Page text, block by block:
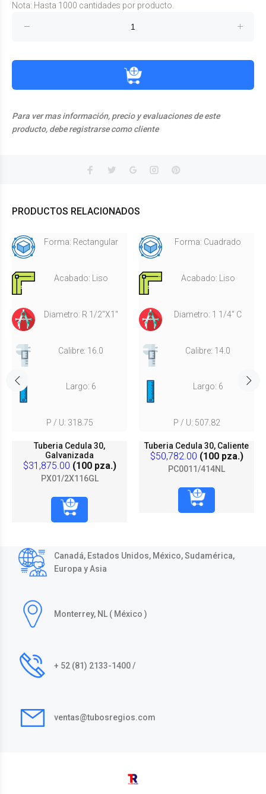
Nota: Hasta 1000 cantidades por producto.
Para ver mas información, precio y evaluaciones de este
producto, debe registrarse como cliente
PRODUCTOS RELACIONADOS
Forma: Rectangular
Acabado: Liso
Diametro: R 1/2"X1"
Calibre: 16.0
Largo: 6
P / U: 318.75
Tuberia Cedula 30,
Galvanizada
$31,875.00 (100 pza.)
PX01/2X116GL
Forma: Cuadrado
Acabado: Liso
Diametro: 1 1/4" C
Calibre: 14.0
Largo: 6
P / U: 507.82
Tuberia Cedula 30, Caliente
$50,782.00 (100 pza.)
PC0011/414NL
Canadá, Estados Unidos, México, Sudamérica,
Europa y Asia
Monterrey, NL ( México )
+ 52 (81) 2133-1400 /
ventas@tubosregios.com